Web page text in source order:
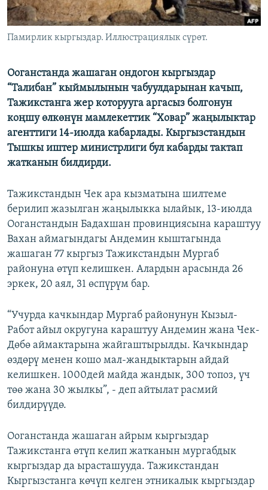
Памирлик кыргыздар. Иллюстрациялык сүрөт.
Ооганстанда жашаган ондогон кыргыздар
“Талибан” кыймылынын чабуулдарынан качып,
Тажикстанга жер которууга аргасыз болгонун
коңшу өлкөнүн мамлекеттик “Ховар” жаңылыктар
агенттиги 14-июлда кабарлады. Кыргызстандын
Тышкы иштер министрлиги бул кабарды тактап
жатканын билдирди.
Тажикстандын Чек ара кызматына шилтеме
берилип жазылган жаңылыкка ылайык, 13-июлда
Ооганстандын Бадахшан провинциясына караштуу
Вахан аймагындагы Андемин кыштагында
жашаган 77 кыргыз Тажикстандын Мургаб
районуна өтүп келишкен. Алардын арасында 26
эркек, 20 аял, 31 өспүрүм бар.
“Учурда качкындар Мургаб районунун Кызыл-
Работ айыл округуна караштуу Андемин жана Чек-
Дөбө аймактарына жайгаштырылды. Качкындар
өздөрү менен кошо мал-жандыктарын айдай
келишкен. 1000дей майда жандык, 300 топоз, үч
төө жана 30 жылкы”, - деп айтылат расмий
билдирүүдө.
Ооганстанда жашаган айрым кыргыздар
Тажикстанга өтүп келип жатканын мургабдык
кыргыздар да ырасташууда. Тажикстандан
Кыргызстанга көчүп келген этникалык кыргыздар